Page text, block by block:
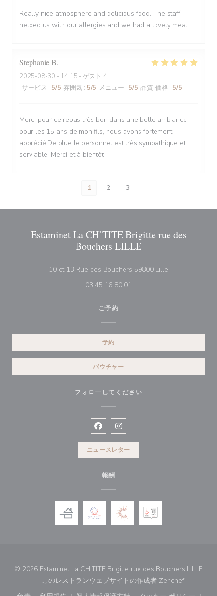
Really nice atmosphere and delicious food. The staff
helped us with our allergies and we had a lovely meal.
StephanieB
2025-08-30 - 14:15 - ゲスト 4
サービス : 5/5 雰囲気 : 5/5 メニュー : 5/5 品質-価格 : 5/5
Merci pour ce repas très bon dans une belle ambiance
pour les 15 ans de mon fils, nous avons fortement
apprécié.De plue le personnel est très sympathique et
serviable. Merci et à bientôt
1 2 3
Estaminet La CH’TITE Brigitte rue des
Bouchers LILLE
10 et 13 Rue des Bouchers 59800 Lille
03 45 16 80 01
ご予約
予約
バウチャー
フォローしてください
Facebook ((新しいウィンドウで
Instagram ((新しいウィンド
ニュースレター
報酬
© 2026 Estaminet La CH’TITE Brigitte rue des Bouchers LILLE
— このレストランウェブサイトの作成者 Zenchef((新しいウ